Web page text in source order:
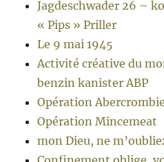
Jagdeschwader 26 –
« Pips » Priller
Le 9 mai 1945
Activité créative du
benzin kanister ABP
Opération Abercrombie
Opération Mincemeat
mon Dieu, ne